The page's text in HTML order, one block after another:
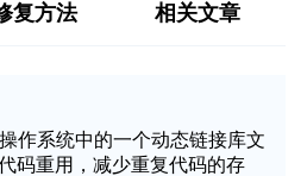
复方法 相关文章
作系统中的一个动态链接库文
码重用，减少重复代码的存